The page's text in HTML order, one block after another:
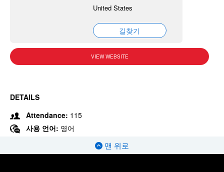
United States
길찾기
VIEW WEBSITE
DETAILS
Attendance: 115
사용 언어: 영어
맨 위로